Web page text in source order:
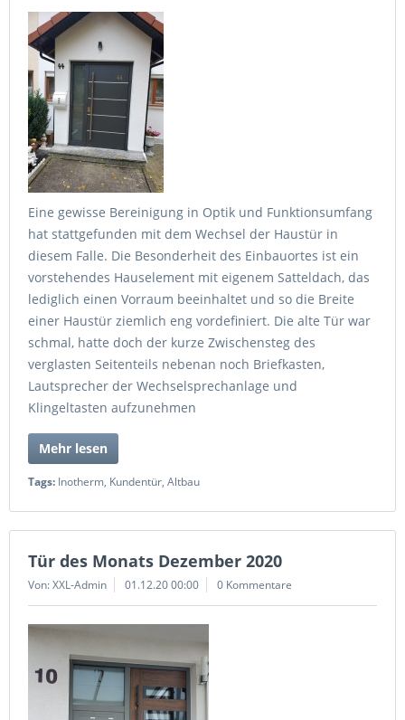
Eine gewisse Bereinigung in Optik und Funktionsumfang
hat stattgefunden mit dem Wechsel der Haustür in
diesem Falle. Die Besonderheit des Einbauortes ist ein
vorstehendes Hauselement mit eigenem Satteldach, das
lediglich einen Vorraum beeinhaltet und so die Breite
einer Haustür ziemlich eng vordefiniert. Die alte Tür war
schmal, hatte doch der kurze Zwischensteg des
verglasten Seitenteils nebenan noch Briefkasten,
Lautsprecher der Wechselsprechanlage und
Klingeltasten aufzunehmen
Mehr lesen
Tags: Inotherm, Kundentür, Altbau
Tür des Monats Dezember 2020
Von: XXL-Admin 01.12.20 00:00 0 Kommentare